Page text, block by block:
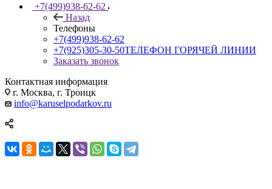
+7(499)938-62-62
Назад
Телефоны
+7(499)938-62-62
+7(925)305-30-50ТЕЛЕФОН ГОРЯЧЕЙ ЛИНИИ
Заказать звонок
Контактная информация
г. Москва, г. Троицк
info@karuselpodarkov.ru